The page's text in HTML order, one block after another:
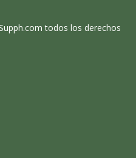
todos los derechos